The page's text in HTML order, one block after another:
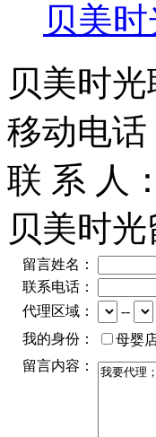
贝美
贝美时
移动电话
联 系 人：
贝美时
留言姓名：
联系电话：
代理区域：
--
我的身份：
母婴
留言内容：